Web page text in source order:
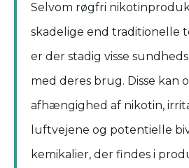
Selvom røgfri
skadelige end traditionelle
er der stadig visse
med deres brug. Disse kan
afhængighed af nikotin,
luftvejene og potentielle
kemikalier, der findes i